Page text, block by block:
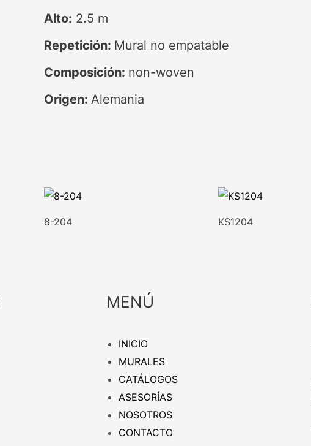
Alto: 2.5 m
Repetición: Mural no empatable
Composición: non-woven
Origen: Alemania
8-204 KS1204
MENÚ
INICIO
MURALES
CATÁLOGOS
ASESORÍAS
NOSOTROS
CONTACTO